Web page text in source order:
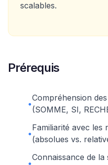
scalables.
Prérequis
•
Compréhension
(SOMME, SI,
•
Familiarité avec les
(absolues vs.
•
Connaissance de